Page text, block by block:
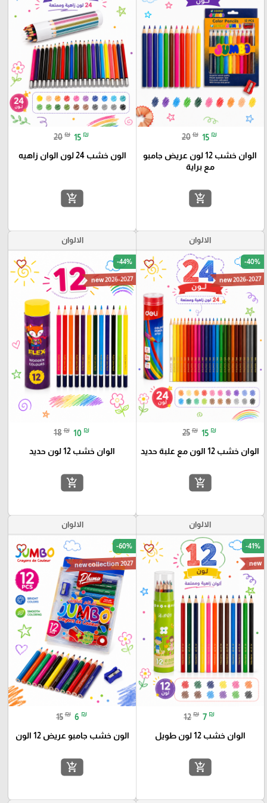
20 ₪ 15 ₪
الوان خشب 12 لون عريض جامبو
مع براية
add_shopping_cart
20 ₪ 15 ₪
الون خشب 24 لون الوان زاهيه
add_shopping_cart
الالوان
favorite_border -40%
new 2026-2027
25 ₪ 15 ₪
الوان خشب 12 الون مع علبة حديد
add_shopping_cart
الالوان
favorite_border -44%
new 2026-2027
18 ₪ 10 ₪
الوان خشب 12 لون حديد
add_shopping_cart
الالوان
favorite_border -41%
new
12 ₪ 7 ₪
الوان خشب 12 لون طويل
add_shopping_cart
الالوان
favorite_border -60%
new collection 2027
15 ₪ 6 ₪
الون خشب جامبو عريض 12 الون
add_shopping_cart